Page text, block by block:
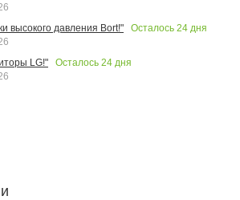
высокого давления Bort!"
Осталось 24 дня
LG!"
Осталось 24 дня